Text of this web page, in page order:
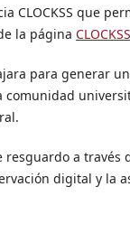
CLOCKSS que
la página CLOCKSS
para generar
comunidad
a través
digital y la